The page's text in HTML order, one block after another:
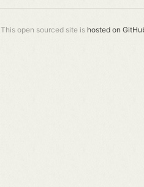
This open sourced site is hosted on